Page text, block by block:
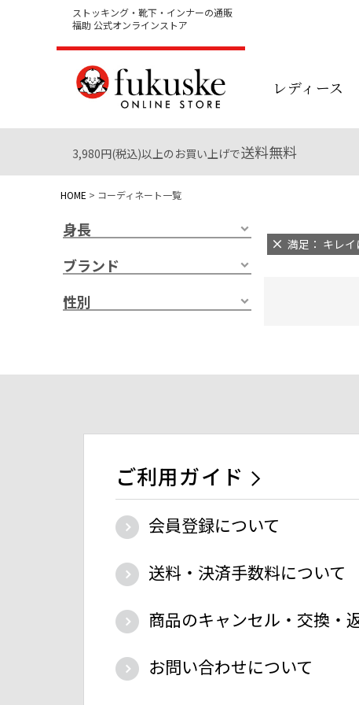
ストッキング・靴下・インナーの通販
福助 公式オンラインストア
レディース
3,980円(税込)以上のお買い上げで送料無料
HOME コーディネート一覧
身長
ブランド
性別
満足： キレ
ご利用ガイド
会員登録について
送料・決済手数料について
商品のキャンセル・交換・
お問い合わせについて